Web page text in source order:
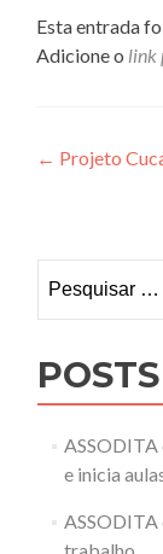
Esta entrada
Adicione o link
Post
← Projeto
por:
ASSODITA
e inicia
ASSODITA